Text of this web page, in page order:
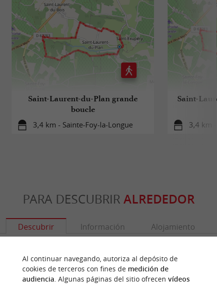
Saint-Laurent-du-Plan grande
boucle
3,4 km - Sainte-Foy-la-Longue
Saint-
3,4 km
PARA DESCUBRIR ALREDEDOR
Descubrir Información Alojamiento
Al continuar navegando, autoriza al depósito de
cookies de terceros con fines de medición de
audiencia. Algunas páginas del sitio ofrecen vídeos